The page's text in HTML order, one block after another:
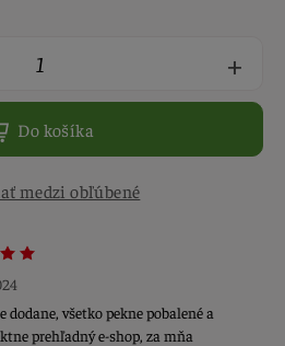
+
Do košíka
medzi obľúbené
dodane, všetko pekne pobalené a
prehľadný e-shop, za mňa